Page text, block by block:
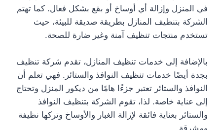
في المنزل وإزالة أي أوساخ أو بقع بشكل فعال. كما تهتم
الشركة بتنظيف المنازل بطريقة صديقة للبيئة، حيث
تستخدم منتجات تنظيف آمنة وغير ضارة للصحة.
بالإضافة إلى خدمات تنظيف المنازل، تقدم شركة تنظيف
بجدة أيضًا خدمات تنظيف النوافذ والستائر. فهي تعلم أن
النوافذ والستائر تعتبر جزءًا هامًا من ديكور المنزل وتحتاج
إلى عناية خاصة. لذا، تقوم الشركة بتنظيف النوافذ
والستائر بعناية فائقة لإزالة الغبار والأوساخ وتركها نظيفة